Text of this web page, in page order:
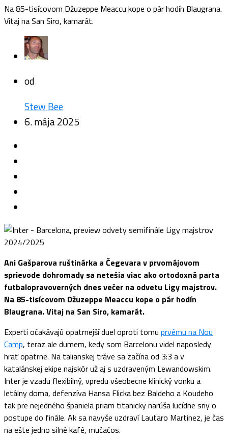
Na 85-tisícovom Džuzeppe Meaccu kope o pár hodín Blaugrana.
Vitaj na San Siro, kamarát.
od
Stew Bee
6. mája 2025
Ani Gašparova ruštinárka a Čegevara v prvomájovom
sprievode dohromady sa netešia viac ako ortodoxná parta
futbalopravoverných dnes večer na odvetu Ligy majstrov.
Na 85-tisícovom Džuzeppe Meaccu kope o pár hodín
Blaugrana. Vitaj na San Siro, kamarát.
Experti očakávajú opatrnejší duel oproti tomu prvému na Nou
Camp, teraz ale dumem, kedy som Barcelonu videl naposledy
hrať opatrne. Na talianskej tráve sa začína od 3:3 a v
katalánskej ekipe najskôr už aj s uzdraveným Lewandowskim.
Inter je vzadu flexibilný, vpredu všeobecne klinický vonku a
letálny doma, defenzíva Hansa Flicka bez Baldeho a Koudeho
tak pre nejedného španiela priam titanicky narúša lucídne sny o
postupe do finále. Ak sa navyše uzdraví Lautaro Martinez, je čas
na ešte jedno silné kafé, mučačos.